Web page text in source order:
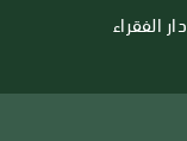
دار الفقراء